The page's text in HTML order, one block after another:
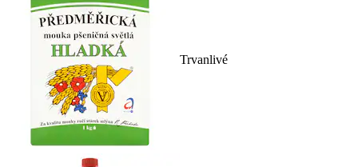
Trvanlivé